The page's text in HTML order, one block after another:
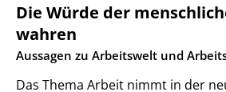
Die Würde der
wahren
:
Aussagen zu Arbeitswelt und
Das Thema Arbeit nimmt in der